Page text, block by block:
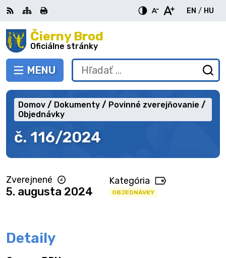
Preskočiť
na
obsah Čierny Brod
Oficiálne stránky
PREPNÚŤ
MENU
RSS MapaTlačiť
EN
English
/ HU
Hľadať:
č. 116/2024
Domov Dokumenty
Povinné zverejňovanie
Objednávky
Zverejnené
5. augusta 2024
Kategória
OBJEDNÁVKY
Detaily